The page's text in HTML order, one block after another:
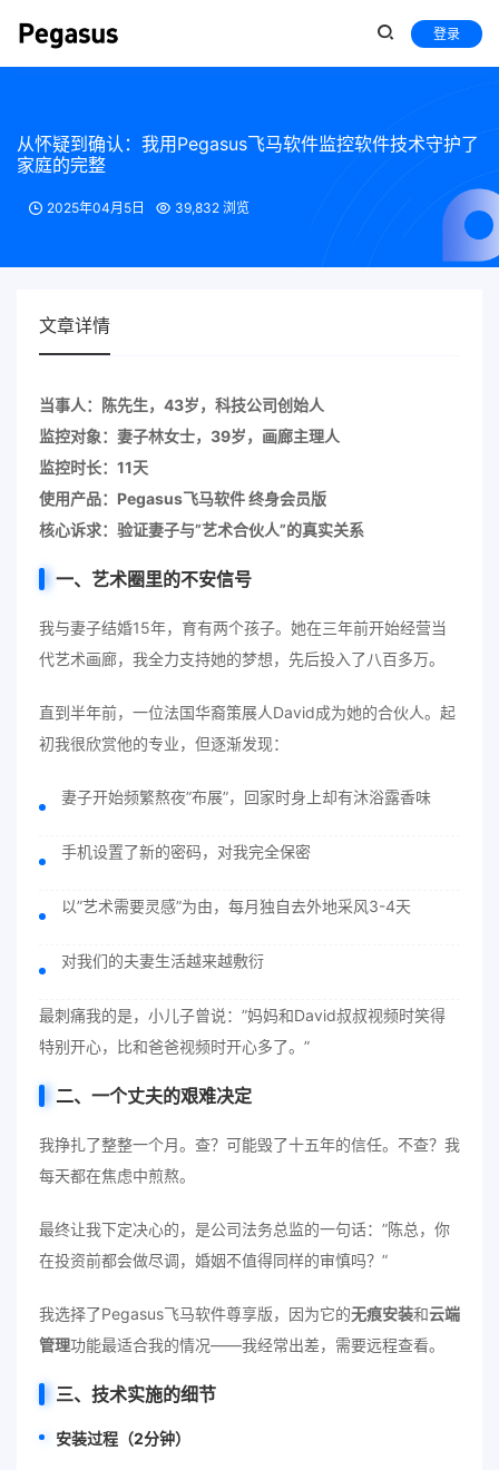
登录
从怀疑到确认：我用Pegasus飞马软件监控软件技术守护了
家庭的完整
2025年04月5日 39,832 浏览
文章详情
当事人：陈先生，43岁，科技公司创始人
监控对象：妻子林女士，39岁，画廊主理人
监控时长：11天
使用产品：Pegasus飞马软件 终身会员版
核心诉求：验证妻子与”艺术合伙人”的真实关系
一、艺术圈里的不安信号
我与妻子结婚15年，育有两个孩子。她在三年前开始经营当
代艺术画廊，我全力支持她的梦想，先后投入了八百多万。
直到半年前，一位法国华裔策展人David成为她的合伙人。起
初我很欣赏他的专业，但逐渐发现：
妻子开始频繁熬夜”布展”，回家时身上却有沐浴露香味
手机设置了新的密码，对我完全保密
以”艺术需要灵感”为由，每月独自去外地采风3-4天
对我们的夫妻生活越来越敷衍
最刺痛我的是，小儿子曾说：”妈妈和David叔叔视频时笑得
特别开心，比和爸爸视频时开心多了。”
二、一个丈夫的艰难决定
我挣扎了整整一个月。查？可能毁了十五年的信任。不查？我
每天都在焦虑中煎熬。
最终让我下定决心的，是公司法务总监的一句话：”陈总，你
在投资前都会做尽调，婚姻不值得同样的审慎吗？”
我选择了Pegasus飞马软件尊享版，因为它的无痕安装和云端
管理功能最适合我的情况——我经常出差，需要远程查看。
三、技术实施的细节
安装过程（2分钟）